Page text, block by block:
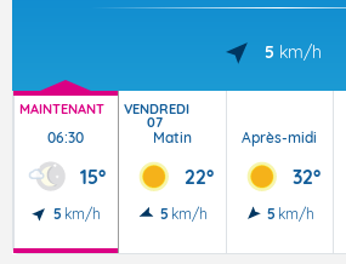
5 km/h
MAINTENANT
06:30
15°
5 km/h
VENDREDI
07
Matin
22°
5 km/h
Après-midi
32°
5 km/h